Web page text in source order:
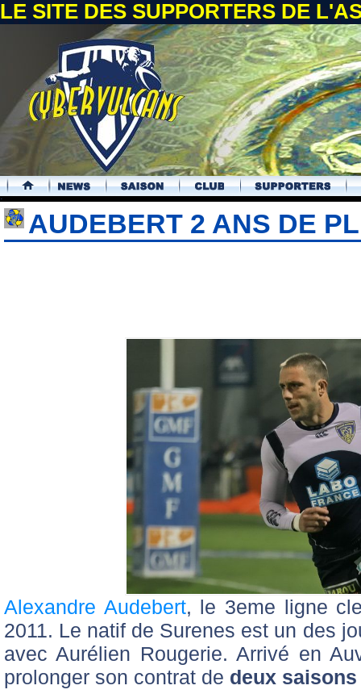
LE SITE DES SUPPORTERS DE
.
AUDEBERT 2 ANS DE
Alexandre Audebert, le 3eme ligne
2011. Le natif de Surenes est un des
avec Aurélien Rougerie. Arrivé en
prolonger son contrat de deux